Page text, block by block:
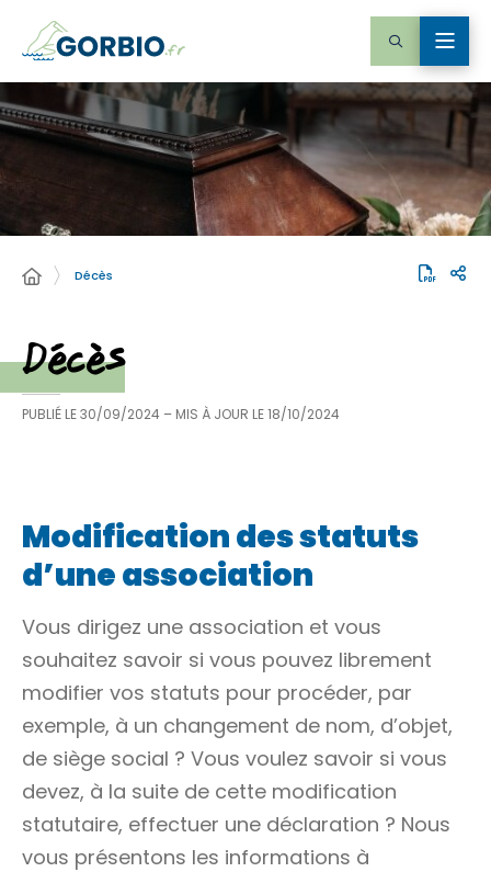
Décès
Décès
PUBLIÉ LE30/09/2024 – MIS À JOUR LE18/10/2024
Modification des statuts
d’une association
Vous dirigez une association et vous
souhaitez savoir si vous pouvez librement
modifier vos statuts pour procéder, par
exemple, à un changement de nom, d’objet,
de siège social ? Vous voulez savoir si vous
devez, à la suite de cette modification
statutaire, effectuer une déclaration ? Nous
vous présentons les informations à